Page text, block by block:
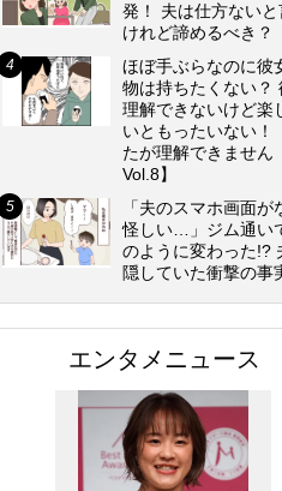
発！ 夫は仕方ないと
けれど諦めるべき？
ほぼ手ぶらなのに彼
物は持ちたくない？
理解できないけど楽
いともったいない！
たが理解できません
Vol.8】
「夫のスマホ画面が
怪しい…」ジム通い
のように変わった!?
隠していた衝撃の事
エンタメニュース